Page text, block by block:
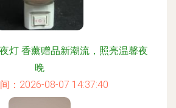
灯 香薰赠品新潮流，照亮温馨夜
晚
：2026-08-07 14:37:40